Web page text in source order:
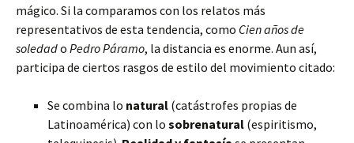
mágico. Si la comparamos con los relatos más
representativos de esta tendencia, como Cien años de
soledado Pedro Páramo, la distancia es enorme. Aun así,
participa de ciertos rasgos de estilo del movimiento citado:
Se combina lo natural (catástrofes propias de
Latinoamérica) con lo sobrenatural (espiritismo,